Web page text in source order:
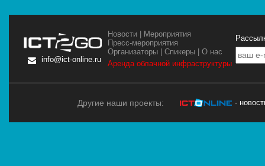
info@ict-online.ru
Новости | Мероприятия
Пресс-мероприятия
Организаторы |Спикеры |О нас
Аренда облачной инфраструктуры
Другие наши проекты: -